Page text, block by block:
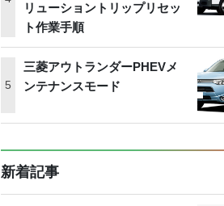
リューショントリップリセッ
ト作業手順
三菱アウトランダーPHEVメ
ンテナンスモード
新着記事